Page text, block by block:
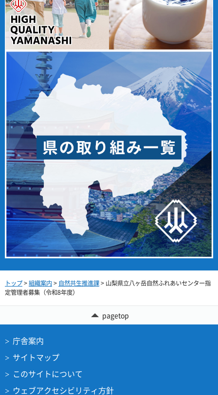
トップ>組織案内> 自然共生推進課> 山梨県立八ヶ岳自然ふれあいセンター指
定管理者募集（令和8年度）
pagetop
庁舎案内
サイトマップ
このサイトについて
ウェブアクセシビリティ方針